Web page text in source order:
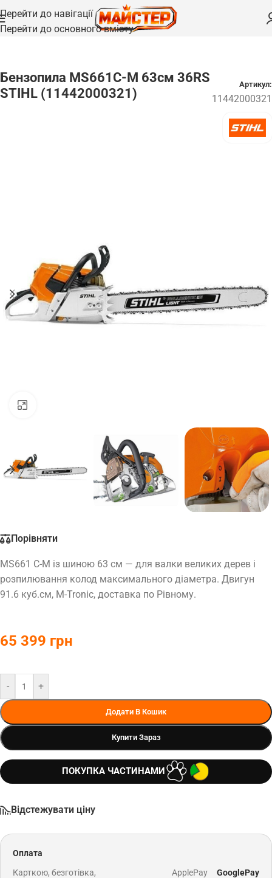
Перейти до навігації
Перейти до основного вмісту
Головна /Ланцюгові пили /Бензопили
Бензопила MS661C-M 63см 36RS
STIHL (11442000321)
Артикул:
11442000321
Порівняти
MS661 C-M із шиною 63 см — для валки великих дерев і
розпилювання колод максимального діаметра. Двигун
91.6 куб.см, M-Tronic, доставка по Рівному.
65 399 грн
- +
Додати В Кошик
Купити Зараз
ПОКУПКА ЧАСТИНАМИ
Відстежувати ціну
Оплата
Карткою, безготівка,
ApplePay GooglePay